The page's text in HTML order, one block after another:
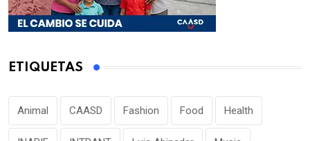
ETIQUETAS
Animal CAASD Fashion Food Health